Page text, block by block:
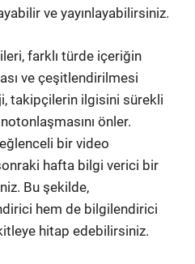
ve yayınlayabilirsiniz.
farklı türde içeriğin
ve çeşitlendirilmesi
takipçilerin ilgisini sürekli
önler.
bir video
hafta bilgi verici bir
Bu şekilde,
hem de bilgilendirici
hitap edebilirsiniz.